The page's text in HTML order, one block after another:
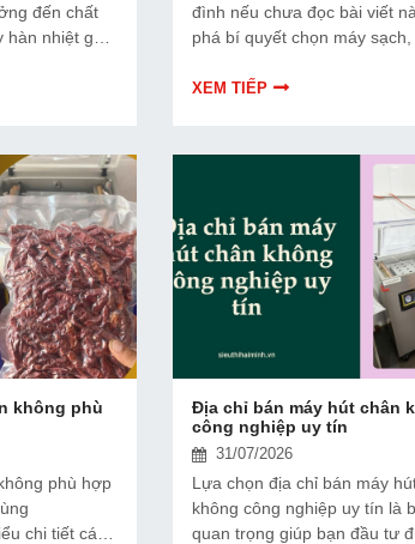
đến chất
nhiệt gặp
cách lựa
đình nếu chưa đọc bài viết
phá bí quyết chọn máy sạch,
nhu cầu sử dụng để đầu tư
XEM TIẾP
không phù
phù hợp
chi tiết cách
Địa chỉ bán máy hút chân
công nghiệp uy tín
31/07/2026
Lựa chọn địa chỉ bán máy
không công nghiệp uy tín là
quan trọng giúp bạn đầu tư